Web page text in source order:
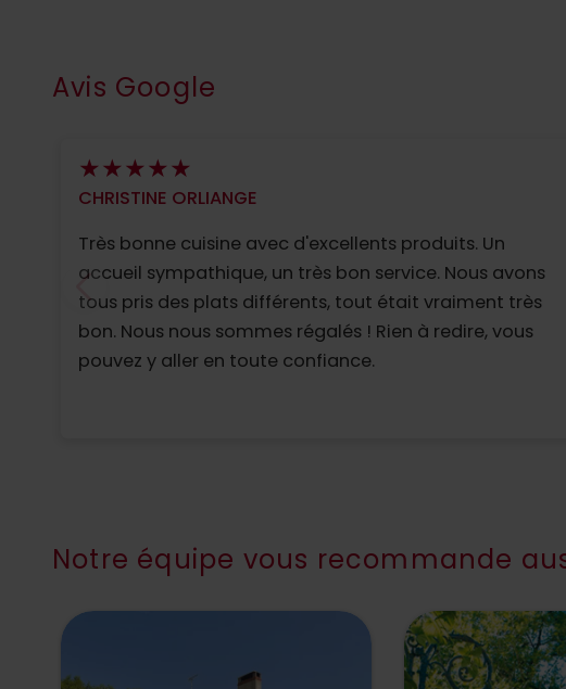
Avis Google
CHRISTINE ORLIANGE
Très bonne cuisine avec d'excellents produits. Un
accueil sympathique, un très bon service. Nous avons
tous pris des plats différents, tout était vraiment très
bon. Nous nous sommes régalés ! Rien à redire, vous
pouvez y aller en toute confiance.
Notre équipe vous recommande